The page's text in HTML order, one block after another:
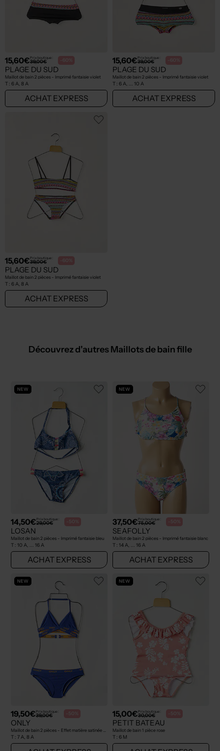
15,60€Prix boutique :
39,00€ -60%
PLAGE DU SUD
Maillot de bain 2 pièces - Imprimé fantaisie violet
T : 6 A, 8 A
ACHAT EXPRESS
15,60€Prix boutique :
39,00€ -60%
PLAGE DU SUD
Maillot de bain 2 pièces - Imprimé fantaisie violet
T : 6 A, ... 10 A
ACHAT EXPRESS
15,60€Prix boutique :
39,00€ -60%
PLAGE DU SUD
Maillot de bain 2 pièces - Imprimé fantaisie violet
T : 6 A, 8 A
ACHAT EXPRESS
Découvrez d'autres Maillots de bain fille
NEW
14,50€Prix boutique :
29,00€ -50%
LOSAN
Maillot de bain 2 pièces - Imprimé fantaisie bleu
T : 10 A, ... 16 A
ACHAT EXPRESS
NEW
37,50€Prix boutique :
75,00€ -50%
SEAFOLLY
Maillot de bain 2 pièces - Imprimé fantaisie blanc
T : 14 A, ... 16 A
ACHAT EXPRESS
NEW
19,50€Prix boutique :
39,00€ -50%
ONLY
Maillot de bain 2 pièces - Effet matière satinée bleu
T : 7 A, 8 A
NEW
15,00€Prix boutique :
30,00€ -50%
PETIT BATEAU
Maillot de bain 1 pièce rose
T : 6 M